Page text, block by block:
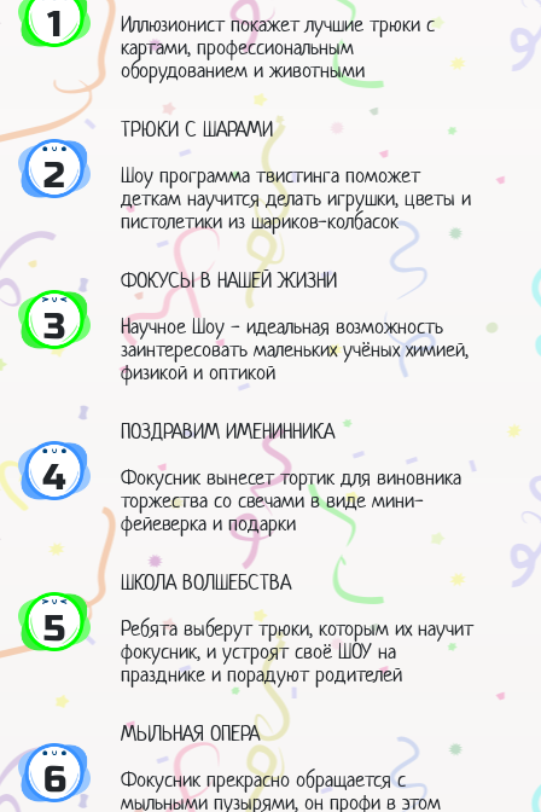
1
Иллюзионист покажет лучшие трюки с
картами, профессиональным
оборудованием и животными
2
ТРЮКИ С ШАРАМИ
Шоу программа твистинга поможет
деткам научится делать игрушки, цветы и
пистолетики из шариков-колбасок
3
ФОКУСЫ В НАШЕЙ ЖИЗНИ
Научное Шоу - идеальная возможность
заинтересовать маленьких учёных химией,
физикой и оптикой
4
ПОЗДРАВИМ ИМЕНИННИКА
Фокусник вынесет тортик для виновника
торжества со свечами в виде мини-
фейеверка и подарки
5
ШКОЛА ВОЛШЕБСТВА
Ребята выберут трюки, которым их научит
фокусник, и устроят своё ШОУ на
празднике и порадуют родителей
6
МЫЛЬНАЯ ОПЕРА
Фокусник прекрасно обращается с
мыльными пузырями, он профи в этом